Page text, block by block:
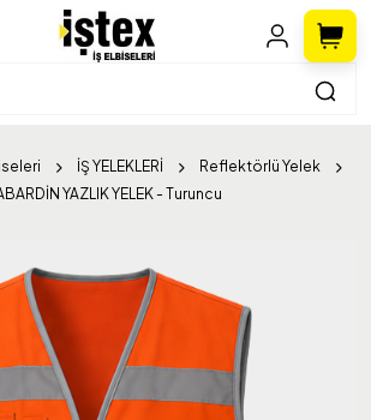
İŞ YELEKLERİ
Reflektörlü Yelek
YAZLIK YELEK - Turuncu